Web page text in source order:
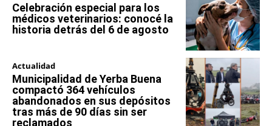
Celebración especial para los
médicos veterinarios: conocé la
historia detrás del 6 de agosto
Actualidad
Municipalidad de Yerba Buena
compactó 364 vehículos
abandonados en sus depósitos
tras más de 90 días sin ser
reclamados